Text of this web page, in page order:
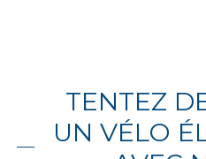
TENTEZ
UN VÉLO